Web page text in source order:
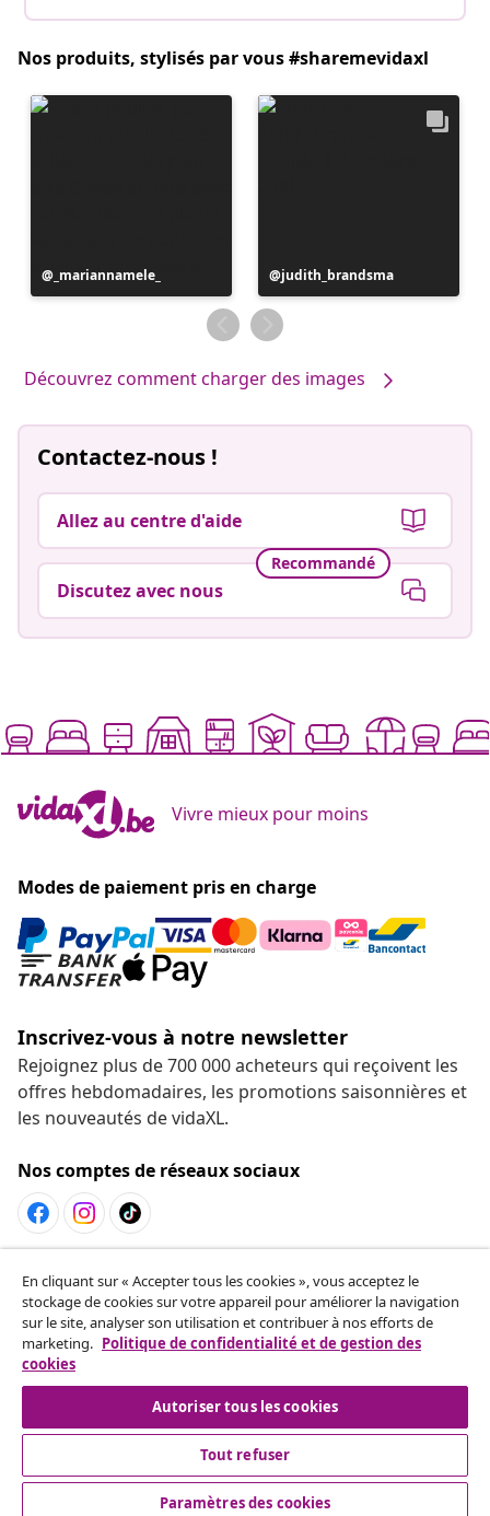
Nos produits, stylisés par vous #sharemevidaxl
Publication
publiée
_mariannamele_
Publication
publiée
par
judith_brandsma
Découvrez comment charger des images
Contactez-nous !
Allez au centre d'aide
Recommandé
Discutez avec nous
Vivre mieux pour moins
Modes de paiement pris en charge
Inscrivez-vous à notre newsletter
Rejoignez plus de 700 000 acheteurs qui reçoivent les
offres hebdomadaires, les promotions saisonnières et
les nouveautés de vidaXL.
Nos comptes de réseaux sociaux
Résilier le contrat
Envoyez une demande de rétractation concernant
votre commande.
Résilier le contrat
Service Clients
En cliquant sur « Accepter tous les cookies », vous acceptez le
stockage de cookies sur votre appareil pour améliorer la navigation
sur le site, analyser son utilisation et contribuer à nos efforts de
marketing. Politique de confidentialité et de gestion des
cookies
Autoriser tous les cookies
Tout refuser
Paramètres des cookies